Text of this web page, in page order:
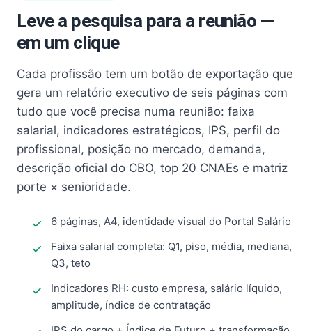
Leve a pesquisa para a reunião —
em um clique
Cada profissão tem um botão de exportação que
gera um relatório executivo de seis páginas com
tudo que você precisa numa reunião: faixa
salarial, indicadores estratégicos, IPS, perfil do
profissional, posição no mercado, demanda,
descrição oficial do CBO, top 20 CNAEs e matriz
porte × senioridade.
6 páginas, A4, identidade visual do Portal Salário
Faixa salarial completa: Q1, piso, média, mediana,
Q3, teto
Indicadores RH: custo empresa, salário líquido,
amplitude, índice de contratação